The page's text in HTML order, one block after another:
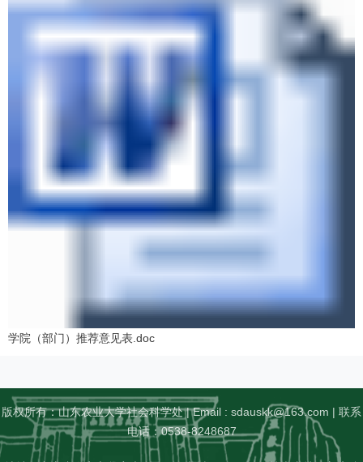
学院（部门）推荐意见表.doc
版权所有：山东农业大学社会科学处 | Email : sdauskk@163.com | 联系
电话：0538-8248687